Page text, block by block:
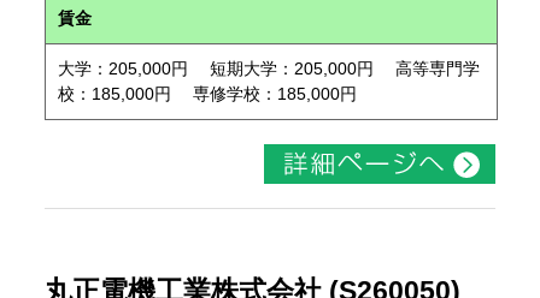
賃金
大学：205,000円 短期大学：205,000円 高等専門学
校：185,000円 専修学校：185,000円
丸正電機工業株式会社 (S260050)